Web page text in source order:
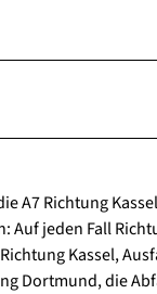
A7 Richtung
Auf jeden Fall
Kassel,
Dortmund, die